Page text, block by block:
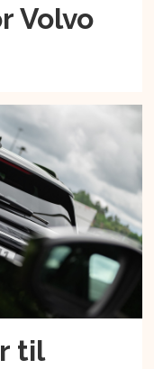
Volvo
til